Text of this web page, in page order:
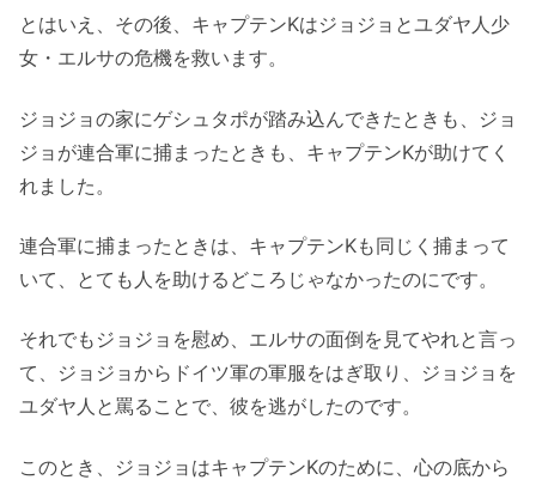
とはいえ、その後、キャプテンKはジョジョとユダヤ人少
女・エルサの危機を救います。
ジョジョの家にゲシュタポが踏み込んできたときも、ジョ
ジョが連合軍に捕まったときも、キャプテンKが助けてく
れました。
連合軍に捕まったときは、キャプテンKも同じく捕まって
いて、とても人を助けるどころじゃなかったのにです。
それでもジョジョを慰め、エルサの面倒を見てやれと言っ
て、ジョジョからドイツ軍の軍服をはぎ取り、ジョジョを
ユダヤ人と罵ることで、彼を逃がしたのです。
このとき、ジョジョはキャプテンKのために、心の底から